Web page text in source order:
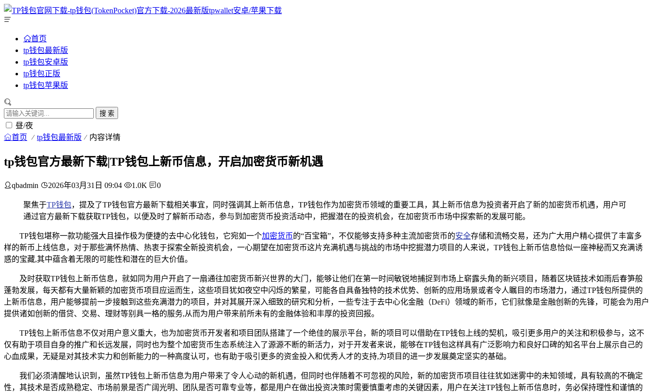
首页
tp钱包最新版
tp钱包安卓版
tp钱包正版
tp钱包苹果版
搜 索
昼/夜
首页 tp钱包最新版 内容详情
tp钱包官方最新下载|TP钱包上新币信息，开启加密货币新机遇
qbadmin 2026年03月31日 09:04 1.0K 0
聚焦于TP钱包，提及了TP钱包官方最新下载相关事宜，同时强调其上新币信息，TP钱包作为加密货币领域的重要工具，其上新币信息为投资者开启了新的加密货币机遇，用户可
通过官方最新下载获取TP钱包，以便及时了解新币动态，参与到加密货币投资活动中，把握潜在的投资机会，在加密货币市场中探索新的发展可能。
TP钱包堪称一款功能强大且操作极为便捷的去中心化钱包，它宛如一个加密货币的“百宝箱”，不仅能够支持多种主流加密货币的安全存储和流畅交易，还为广大用户精心提供了丰富多
样的新币上线信息，对于那些满怀热情、热衷于探索全新投资机会，一心期望在加密货币这片充满机遇与挑战的市场中挖掘潜力项目的人来说，TP钱包上新币信息恰似一座神秘而又充满诱
惑的宝藏,其中蕴含着无限的可能性和潜在的巨大价值。
及时获取TP钱包上新币信息，就如同为用户开启了一扇通往加密货币新兴世界的大门，能够让他们在第一时间敏锐地捕捉到市场上崭露头角的新兴项目，随着区块链技术如雨后春笋般
蓬勃发展，每天都有大量新颖的加密货币项目应运而生，这些项目犹如夜空中闪烁的繁星，可能各自具备独特的技术优势、创新的应用场景或者令人瞩目的市场潜力，通过TP钱包所提供的
上新币信息，用户能够提前一步接触到这些充满潜力的项目，并对其展开深入细致的研究和分析，一些专注于去中心化金融（DeFi）领域的新币，它们就像是金融创新的先锋，可能会为用户
提供诸如创新的借贷、交易、理财等别具一格的服务,从而为用户带来前所未有的金融体验和丰厚的投资回报。
TP钱包上新币信息不仅对用户意义重大，也为加密货币开发者和项目团队搭建了一个绝佳的展示平台，新的项目可以借助在TP钱包上线的契机，吸引更多用户的关注和积极参与，这不
仅有助于项目自身的推广和长远发展，同时也为整个加密货币生态系统注入了源源不断的新活力，对于开发者来说，能够在TP钱包这样具有广泛影响力和良好口碑的知名平台上展示自己的
心血成果，无疑是对其技术实力和创新能力的一种高度认可，也有助于吸引更多的资金投入和优秀人才的支持,为项目的进一步发展奠定坚实的基础。
我们必须清醒地认识到，虽然TP钱包上新币信息为用户带来了令人心动的新机遇，但同时也伴随着不可忽视的风险，新的加密货币项目往往犹如迷雾中的未知领域，具有较高的不确定
性，其技术是否成熟稳定、市场前景是否广阔光明、团队是否可靠专业等，都是用户在做出投资决策时需要慎重考虑的关键因素，用户在关注TP钱包上新币信息时，务必保持理性和谨慎的